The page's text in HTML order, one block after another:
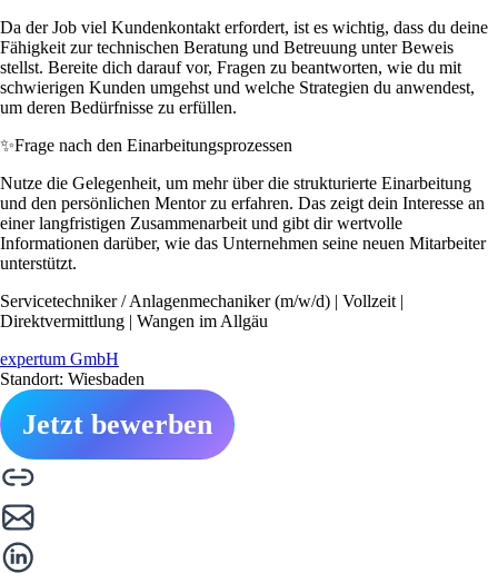
Da der Job viel Kundenkontakt erfordert, ist es wichtig, dass du deine
Fähigkeit zur technischen Beratung und Betreuung unter Beweis
stellst. Bereite dich darauf vor, Fragen zu beantworten, wie du mit
schwierigen Kunden umgehst und welche Strategien du anwendest,
um deren Bedürfnisse zu erfüllen.
✨Frage nach den Einarbeitungsprozessen
Nutze die Gelegenheit, um mehr über die strukturierte Einarbeitung
und den persönlichen Mentor zu erfahren. Das zeigt dein Interesse an
einer langfristigen Zusammenarbeit und gibt dir wertvolle
Informationen darüber, wie das Unternehmen seine neuen Mitarbeiter
unterstützt.
Servicetechniker / Anlagenmechaniker (m/w/d) | Vollzeit |
Direktvermittlung | Wangen im Allgäu
expertum GmbH
Standort: Wiesbaden
Jetzt bewerben